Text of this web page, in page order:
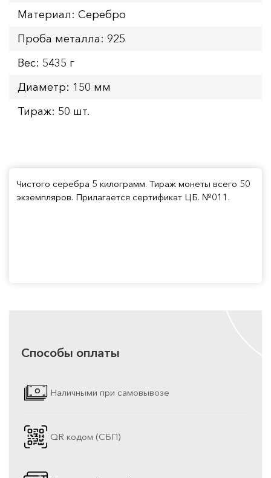
Материал: Серебро
Проба металла: 925
Вес: 5435 г
Диаметр: 150 мм
Тираж: 50 шт.
Чистого серебра 5 килограмм. Тираж монеты всего 50
экземпляров. Прилагается сертификат ЦБ. №011.
Способы оплаты
Наличными при самовывозе
QR кодом (СБП)